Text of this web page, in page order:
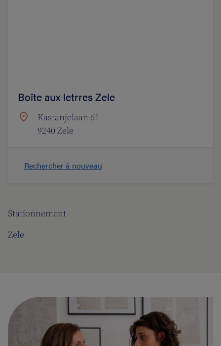
Stationnement
Zele
Boîte aux letrres Zele
Kastanjelaan 61
9240 Zele
Rechercher à nouveau